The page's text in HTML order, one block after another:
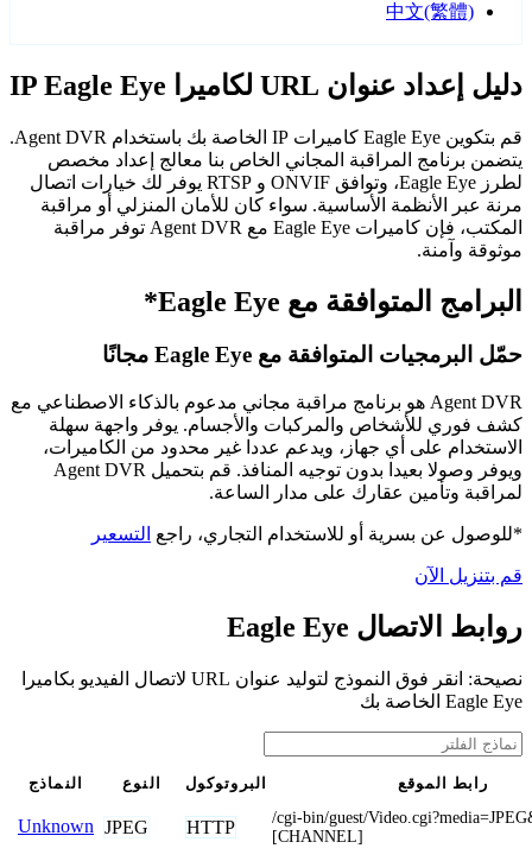
中文(繁體)
دليل إعداد عنوان URL لكاميرا IP Eagle Eye
قم بتكوين Eagle Eye كاميرات IP الخاصة بك باستخدام Agent DVR.
يتضمن برنامج المراقبة المجاني الخاص بنا معالج إعداد مخصص
لطرز Eagle Eye، وتوافق ONVIF و RTSP يوفر لك خيارات اتصال
مرنة عبر الأنظمة الأساسية. سواء كان للأمان المنزلي أو مراقبة
المكتب، فإن كاميرات Eagle Eye مع Agent DVR توفر مراقبة
موثوقة وآمنة.
البرامج المتوافقة مع Eagle Eye*
حمّل البرمجيات المتوافقة مع Eagle Eye مجانًا
Agent DVR هو برنامج مراقبة مجاني مدعوم بالذكاء الاصطناعي مع
كشف فوري للأشخاص والمركبات والأجسام. يوفر واجهة سهلة
الاستخدام على أي جهاز، ويدعم عددا غير محدود من الكاميرات،
ويوفر وصولا بعيدا بدون توجيه المنافذ. قم بتحميل Agent DVR
لمراقبة وتأمين عقارك على مدار الساعة.
*للوصول عن بسرية أو للاستخدام التجاري، راجع التسعير
قم بتنزيل الآن
روابط الاتصال Eagle Eye
نصيحة: انقر فوق النموذج لتوليد عنوان URL لاتصال الفيديو بكاميرا
Eagle Eye الخاصة بك
النماذج النوع البروتوكول رابط الموقع
Unknown JPEG HTTP
/cgi-bin/guest/
[CHANNEL]